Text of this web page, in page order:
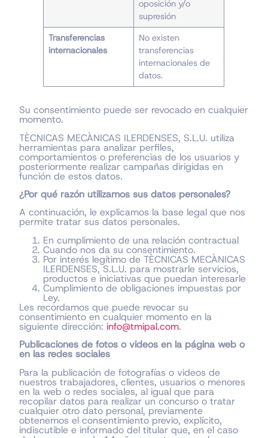
oposición y/o
supresión
Transferencias
internacionales
No existen
transferencias
internacionales de
datos.
Su consentimiento puede ser revocado en cualquier
momento.
TÈCNICAS MECÀNICAS ILERDENSES, S.L.U. utiliza
herramientas para analizar perfiles,
comportamientos o preferencias de los usuarios y
posteriormente realizar campañas dirigidas en
función de estos datos.
¿Por qué razón utilizamos sus datos personales?
A continuación, le explicamos la base legal que nos
permite tratar sus datos personales.
En cumplimiento de una relación contractual
Cuando nos da su consentimiento.
Por interés legítimo de TÈCNICAS MECÀNICAS
ILERDENSES, S.L.U. para mostrarle servicios,
productos e iniciativas que puedan interesarle
Cumplimiento de obligaciones impuestas por
Ley.
Les recordamos que puede revocar su
consentimiento en cualquier momento en la
siguiente dirección:info@tmipal.com.
Publicaciones de fotos o videos en la página web o
en las redes sociales
Para la publicación de fotografías o videos de
nuestros trabajadores, clientes, usuarios o menores
en la web o redes sociales, al igual que para
recopilar datos para realizar un concurso o tratar
cualquier otro dato personal, previamente
obtenemos el consentimiento previo, explícito,
indiscutible e informado del titular que, en el caso